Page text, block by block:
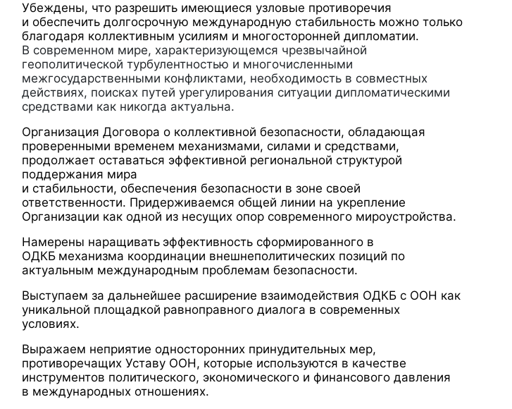
Убеждены, что разрешить имеющиеся узловые противоречия
и обеспечить долгосрочную международную стабильность можно только
благодаря коллективным усилиям и многосторонней дипломатии.
В современном мире, характеризующемся чрезвычайной
геополитической турбулентностью и многочисленными
межгосударственными конфликтами, необходимость в совместных
действиях, поисках путей урегулирования ситуации дипломатическими
средствами как никогда актуальна.
Организация Договора о коллективной безопасности, обладающая
проверенными временем механизмами, силами и средствами,
продолжает оставаться эффективной региональной структурой
поддержания мира
и стабильности, обеспечения безопасности в зоне своей
ответственности. Придерживаемся общей линии на укрепление
Организации как одной из несущих опор современного мироустройства.
Намерены наращивать эффективность сформированного в
ОДКБ механизма координации внешнеполитических позиций по
актуальным международным проблемам безопасности.
Выступаем за дальнейшее расширение взаимодействия ОДКБ с ООН как
уникальной площадкой равноправного диалога в современных
условиях.
Выражаем неприятие односторонних принудительных мер,
противоречащих Уставу ООН, которые используются в качестве
инструментов политического, экономического и финансового давления
в международных отношениях.